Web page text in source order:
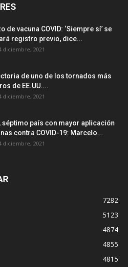
de vacuna COVID: ‘Siempre sí’ se
registro previo, dice...
diciembre, 2021
de uno de los tornados más
de EE.UU....
diciembre, 2021
séptimo país con mayor aplicación
contra COVID-19: Marcelo...
diciembre, 2021
7282
5123
4874
4855
4815